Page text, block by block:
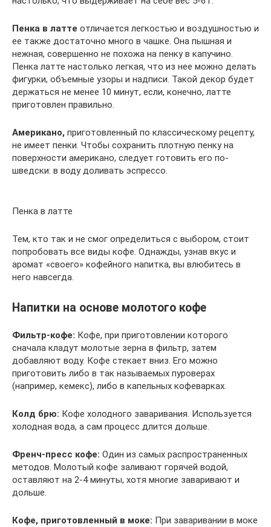
Пенка в латте отличается легкостью и воздушностью и
ее также достаточно много в чашке. Она пышная и
нежная, совершенно не похожа на пенку в капучино.
Пенка латте настолько легкая, что из нее можно делать
фигурки, объемные узоры и надписи. Такой декор будет
держаться не менее 10 минут, если, конечно, латте
приготовлен правильно.
Американо, приготовленный по классическому рецепту,
не имеет пенки. Чтобы сохранить плотную пенку на
поверхности американо, следует готовить его по-
шведски: в воду доливать эспрессо.
Пенка в латте
Тем, кто так и не смог определиться с выбором, стоит
попробовать все виды кофе. Однажды, узнав вкус и
аромат «своего» кофейного напитка, вы влюбитесь в
него навсегда.
Напитки на основе молотого кофе
Фильтр-кофе: Кофе, при приготовлении которого
сначала кладут молотые зерна в фильтр, затем
добавляют воду. Кофе стекает вниз. Его можно
приготовить либо в так называемых пуроверах
(например, кемекс), либо в капельных кофеварках.
Колд брю: Кофе холодного заваривания. Используется
холодная вода, а сам процесс длится дольше.
Френч-пресс кофе: Один из самых распространенных
методов. Молотый кофе заливают горячей водой,
оставляют на 2-4 минуты, хотя многие заваривают и
дольше.
Кофе, приготовленный в моке: При заваривании в моке